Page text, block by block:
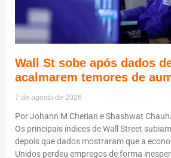
Wall St sobe após dados
acalmarem temores de
7 de agosto de 2026
Por Johann M Cherian e Shashwat
Os principais índices de Wall Street
depois que dados mostraram que a
Unidos perdeu empregos de forma